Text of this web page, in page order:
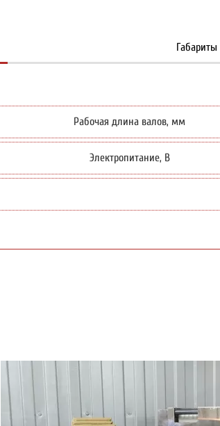
Габариты
Рабочая длина валов, мм
Электропитание, В